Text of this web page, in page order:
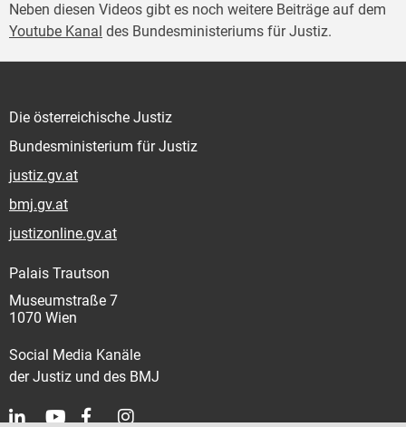
Neben diesen Videos gibt es noch weitere Beiträge auf dem
Youtube Kanal des Bundesministeriums für Justiz.
Die österreichische Justiz
Bundesministerium für Justiz
justiz.gv.at
bmj.gv.at
justizonline.gv.at
Palais Trautson
Museumstraße 7
1070 Wien
Social Media Kanäle
der Justiz und des BMJ